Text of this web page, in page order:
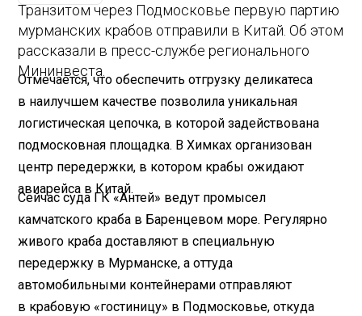
Транзитом через Подмосковье первую партию
мурманских крабов отправили в Китай. Об этом
рассказали в пресс-службе регионального
Мининвеста.
Отмечается, что обеспечить отгрузку деликатеса
в наилучшем качестве позволила уникальная
логистическая цепочка, в которой задействована
подмосковная площадка. В Химках организован
центр передержки, в котором крабы ожидают
авиарейса в Китай.
Сейчас суда ГК «Антей» ведут промысел
камчатского краба в Баренцевом море. Регулярно
живого краба доставляют в специальную
передержку в Мурманске, а оттуда
автомобильными контейнерами отправляют
в крабовую «гостиницу» в Подмосковье, откуда